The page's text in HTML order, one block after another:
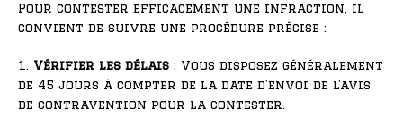
Pour contester efficacement une infraction, il
convient de suivre une procédure précise :
1. Vérifier les délais : Vous disposez généralement
de 45 jours à compter de la date d’envoi de l’avis
de contravention pour la contester.